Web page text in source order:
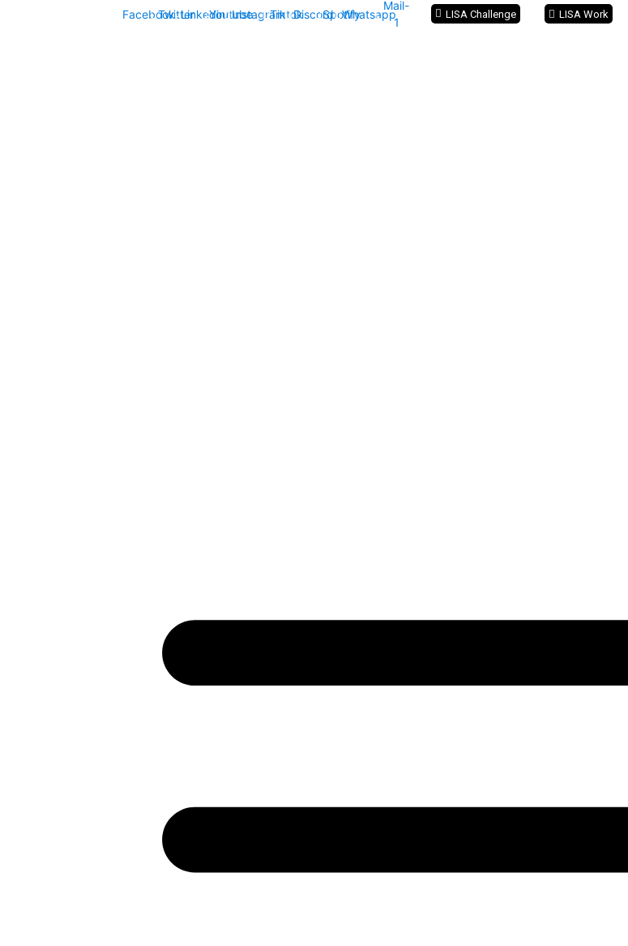
LISA Work
LISA Challenge
FacebookTwitterLinkedinYoutubeInstagramTiktokDiscordSpotifyWhatsapp
Mail-
1